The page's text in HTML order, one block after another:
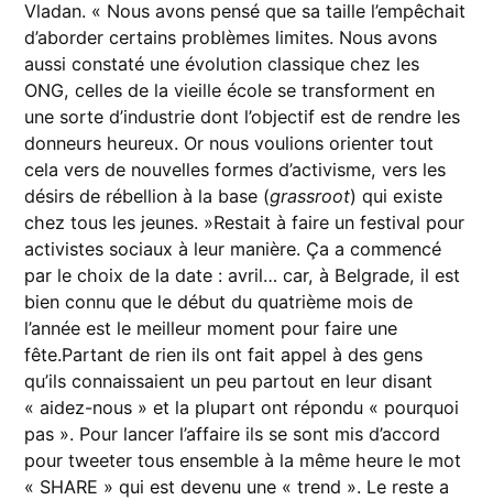
Vladan. « Nous avons pensé que sa taille l’empêchait
d’aborder certains problèmes limites. Nous avons
aussi constaté une évolution classique chez les
ONG, celles de la vieille école se transforment en
une sorte d’industrie dont l’objectif est de rendre les
donneurs heureux. Or nous voulions orienter tout
cela vers de nouvelles formes d’activisme, vers les
désirs de rébellion à la base (grassroot) qui existe
chez tous les jeunes. »Restait à faire un festival pour
activistes sociaux à leur manière. Ça a commencé
par le choix de la date : avril… car, à Belgrade, il est
bien connu que le début du quatrième mois de
l’année est le meilleur moment pour faire une
fête.Partant de rien ils ont fait appel à des gens
qu’ils connaissaient un peu partout en leur disant
« aidez-nous » et la plupart ont répondu « pourquoi
pas ». Pour lancer l’affaire ils se sont mis d’accord
pour tweeter tous ensemble à la même heure le mot
« SHARE » qui est devenu une « trend ». Le reste a